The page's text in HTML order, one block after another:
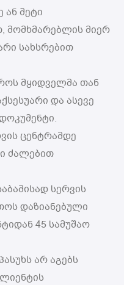
ან მეტი
მომხმარებლის მიერ
სახსრებით
მყიდველმა თან
და ასევე
ცენტრამდე
ძალებით
სერვის
დაზიანებული
45 სამუშაო
არ აგებს